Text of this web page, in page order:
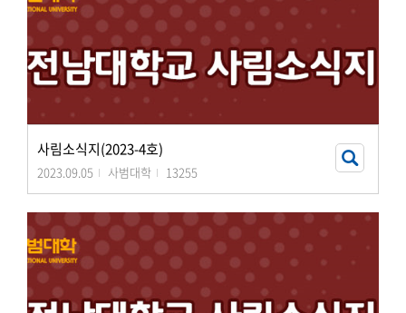
사림소식지(2023-4호)
2023.09.05 사범대학 13255